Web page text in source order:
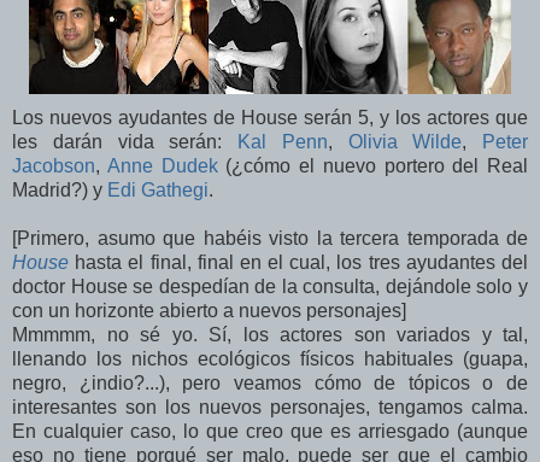
Los nuevos ayudantes de House serán 5, y los actores que
les darán vida serán:
Kal Penn, Olivia Wilde,
Peter
Jacobson, Anne Dudek(¿cómo el nuevo portero del Real
Madrid?) y Edi Gathegi.
[Primero, asumo que habéis visto la tercera temporada de
House hasta el final, final en el cual, los tres ayudantes del
doctor House se despedían de la consulta, dejándole solo y
con un horizonte abierto a nuevos personajes]
Mmmmm, no sé yo. Sí, los actores son variados y tal,
llenando los nichos ecológicos físicos habituales (guapa,
negro, ¿indio?...), pero veamos cómo de tópicos o de
interesantes son los nuevos personajes, tengamos calma.
En cualquier caso, lo que creo que es arriesgado (aunque
eso no tiene porqué ser malo, puede ser que el cambio